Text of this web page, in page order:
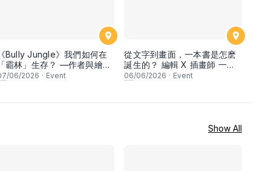
Bully Jungle》我們如何在
林」生存？ —作者與繪者
書分享會
/06/2026 · Event
從文字到畫面，一本書是怎麽
誕生的？ 編輯 X 插畫師 一本
馬來西亞兒童書的誕生
06/06/2026 · Event
Show All